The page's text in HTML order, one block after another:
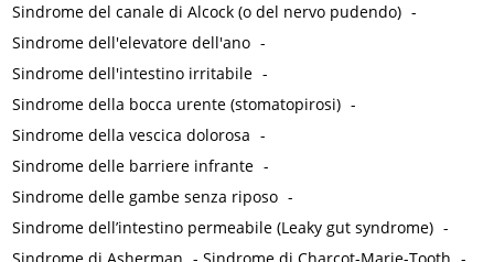
Sindrome del canale di Alcock (o del nervo pudendo) -
Sindrome dell'elevatore dell'ano -
Sindrome dell'intestino irritabile -
Sindrome della bocca urente (stomatopirosi) -
Sindrome della vescica dolorosa -
Sindrome delle barriere infrante -
Sindrome delle gambe senza riposo -
Sindrome dell’intestino permeabile (Leaky gut syndrome) -